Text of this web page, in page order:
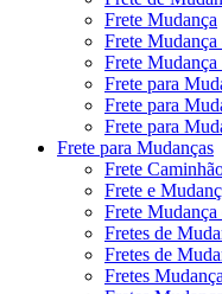
Frete Mudança
Frete Mudança
Frete Mudança
Frete para
Frete para
Frete para
Frete para Mudanças
Frete
Frete e
Frete Mudança
Fretes de
Fretes de
Fretes Mudança